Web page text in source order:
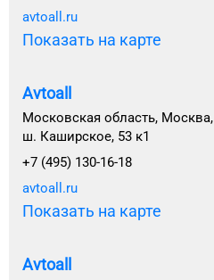
avtoall.ru
Показать на карте
Avtoall
Московская область, Москва,
ш. Каширское, 53 к1
+7 (495) 130-16-18
avtoall.ru
Показать на карте
Avtoall